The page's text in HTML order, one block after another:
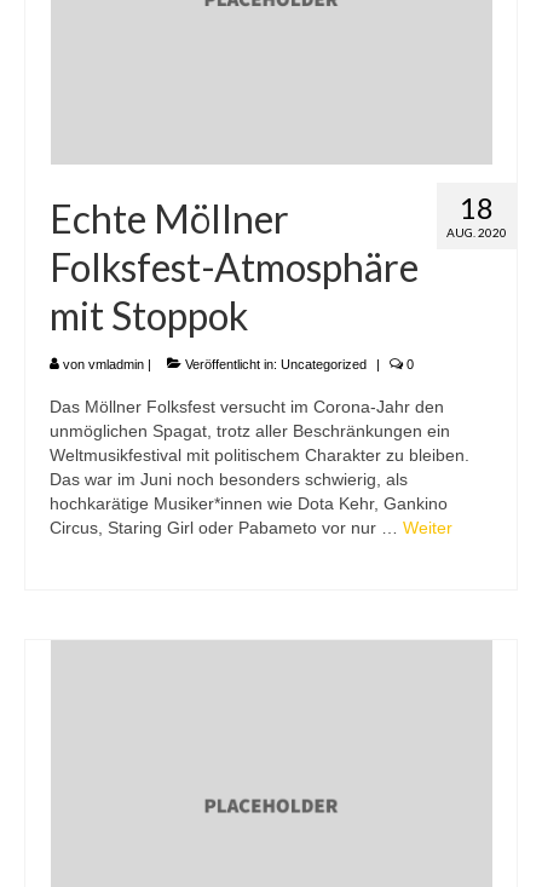
18
AUG. 2020
Echte Möllner
Folksfest-Atmosphäre
mit Stoppok
von vmladmin Veröffentlicht in: Uncategorized 0
Das Möllner Folksfest versucht im Corona-Jahr den
unmöglichen Spagat, trotz aller Beschränkungen ein
Weltmusikfestival mit politischem Charakter zu bleiben.
Das war im Juni noch besonders schwierig, als
hochkarätige Musiker*innen wie Dota Kehr, Gankino
Circus, Staring Girl oder Pabameto vor nur … Weiter